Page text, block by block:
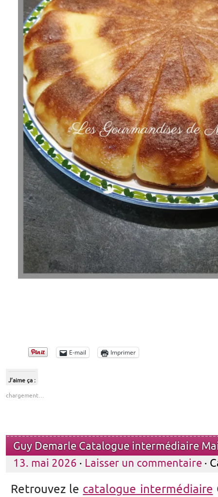
E-mail Imprimer
J’aime ça :
chargement…
Guy Demarle Catalogue intermédiaire
13. mai 2026 · Laisser un commentaire ·
Retrouvez le catalogue intermédiaire